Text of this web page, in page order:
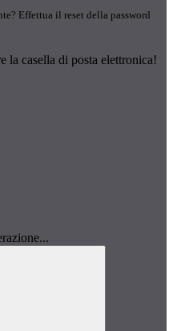
Effettua il reset della password
la casella di posta elettronica!